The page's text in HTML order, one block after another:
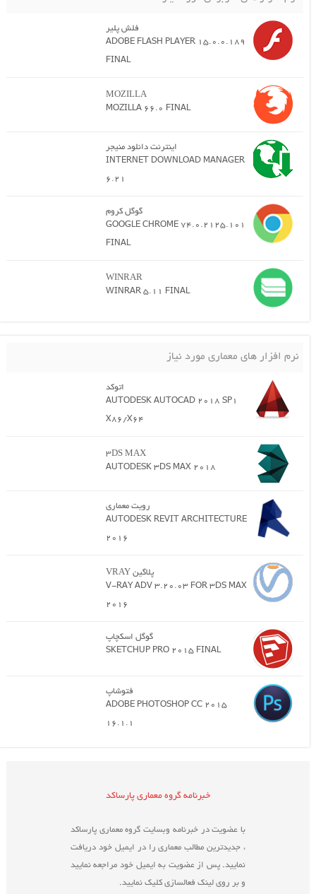
فلش پلیر
ADOBE FLASH PLAYER 15.0.0.189
FINAL
MOZILLA
MOZILLA 66.0 FINAL
اینترنت دانلود منیجر
INTERNET DOWNLOAD MANAGER
6.21
گوگل کروم
GOOGLE CHROME 74.0.2125.101
FINAL
WINRAR
WINRAR 5.11 FINAL
نرم افزار های معماری مورد نیاز
اتوکد
AUTODESK AUTOCAD 2018 SP1
X86/X64
3DS MAX
AUTODESK 3DS MAX 2018
رویت معماری
AUTODESK REVIT ARCHITECTURE
2016
پلاگین VRAY
V-RAY ADV 3.20.03 FOR 3DS MAX
2016
گوگل اسکچاپ
SKETCHUP PRO 2015 FINAL
فتوشاپ
ADOBE PHOTOSHOP CC 2015
16.1.1
خبرنامه گروه معماری پارساکد
با عضویت در خبرنامه وبسایت گروه معماری پارساکد
، جدیدترین مطالب معماری را در ایمیل خود دریافت
نمایید. پس از عضویت به ایمیل خود مراجعه نمایید
و بر روی لینک فعالسازی کلیک نمایید.